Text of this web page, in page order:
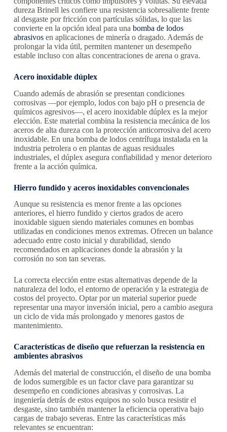
dureza Brinell les confiere una resistencia sobresaliente frente
al desgaste por fricción con partículas sólidas, lo que las
convierte en la opción ideal para una bomba de lodos
abrasivosen aplicaciones de minería o dragado. Además de
prolongar la vida útil, permiten mantener un desempeño
estable incluso con altas concentraciones de arena o grava.
Acero inoxidable dúplex
Cuando además de abrasión se presentan condiciones
corrosivas —por ejemplo, lodos con bajo pH o presencia de
químicos agresivos—, el acero inoxidable dúplex es la mejor
elección. Este material combina la resistencia mecánica de los
aceros de alta dureza con la protección anticorrosiva del acero
inoxidable. En una bomba de lodos centrífuga instalada en la
industria petrolera o en plantas de aguas residuales
industriales, el dúplex asegura confiabilidad y menor deterioro
frente a la acción química.
Hierro fundido y aceros inoxidables convencionales
Aunque su resistencia es menor frente a las opciones
anteriores, el hierro fundido y ciertos grados de acero
inoxidable siguen siendo materiales comunes en bombas
utilizadas en condiciones menos extremas. Ofrecen un balance
adecuado entre costo inicial y durabilidad, siendo
recomendados en aplicaciones donde la abrasión y la
corrosión no son tan severas.
La correcta elección entre estas alternativas depende de la
naturaleza del lodo, el entorno de operación y la estrategia de
costos del proyecto. Optar por un material superior puede
representar una mayor inversión inicial, pero a cambio asegura
un ciclo de vida más prolongado y menores gastos de
mantenimiento.
Características de diseño que refuerzan la resistencia en
ambientes abrasivos
Además del material de construcción, el diseño de una bomba
de lodos sumergible es un factor clave para garantizar su
desempeño en condiciones abrasivas y corrosivas. La
ingeniería detrás de estos equipos no solo busca resistir el
desgaste, sino también mantener la eficiencia operativa bajo
cargas de trabajo severas. Entre las características más
relevantes se encuentran: